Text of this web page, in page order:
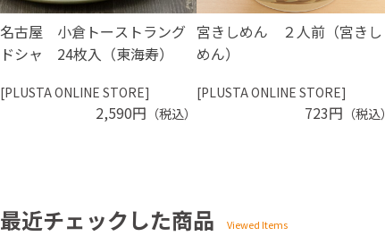
名古屋 小倉トーストラング
ドシャ 24枚入（東海寿）
[PLUSTA ONLINE STORE]
2,590円 （税込）
宮きしめん ２人前（宮きし
めん）
[PLUSTA ONLINE STORE]
723円 （税込）
最近チェックした商品